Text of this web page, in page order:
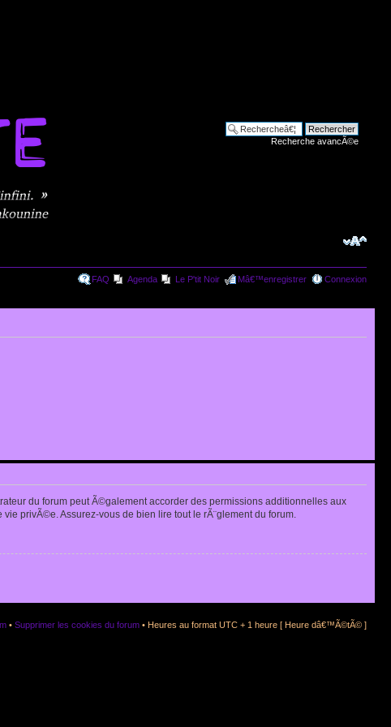
Recherche avancÃ©e
FAQ Agenda Le P'tit Noir Mâ€™enregistrer Connexion
du forum peut Ã©galement accorder des permissions additionnelles aux
privÃ©e. Assurez-vous de bien lire tout le rÃ¨glement du forum.
• Supprimer les cookies du forum • Heures au format UTC + 1 heure [ Heure dâ€™Ã©tÃ© ]